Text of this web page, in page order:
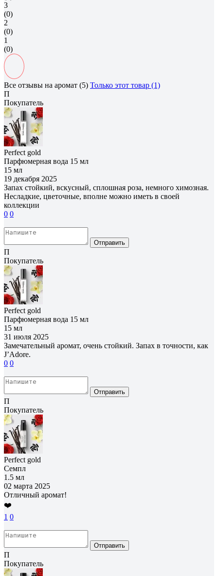
3
(0)
2
(0)
1
(0)
Все отзывы на аромат (5) Только этот товар (1)
П
Покупатель
Perfect gold
Парфюмерная вода 15 мл
15 мл
19 декабря 2025
Запах стойкий, вскусный, сплошная роза, немного химозная.
Несладкие, цветочные, вполне можно иметь в своей
коллекции
0 0
Отправить
П
Покупатель
Perfect gold
Парфюмерная вода 15 мл
15 мл
31 июля 2025
Замечательный аромат, очень стойкий. Запах в точности, как
J’Adore.
0 0
Отправить
П
Покупатель
Perfect gold
Семпл
1.5 мл
02 марта 2025
Отличный аромат!
❤️
1 0
Отправить
П
Покупатель